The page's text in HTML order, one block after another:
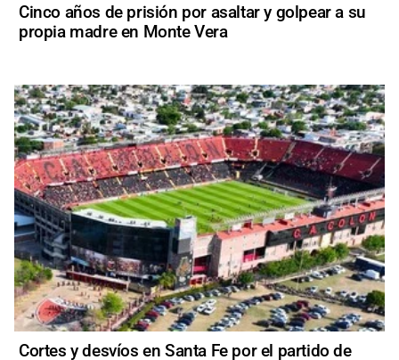
Cinco años de prisión por asaltar y golpear a su
propia madre en Monte Vera
Cortes y desvíos en Santa Fe por el partido de